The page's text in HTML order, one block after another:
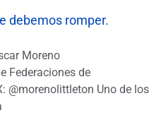
debemos romper.
Moreno
Federaciones de
@morenolittleton Uno de los